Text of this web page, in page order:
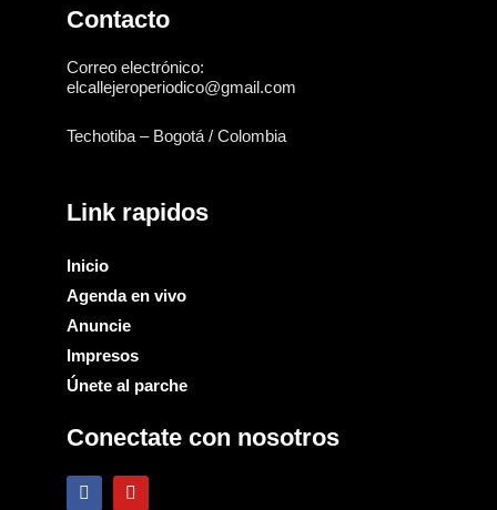
Contacto
Correo electrónico:
elcallejeroperiodico@gmail.com
Techotiba – Bogotá / Colombia
Link rapidos
Inicio
Agenda en vivo
Anuncie
Impresos
Únete al parche
Conectate con nosotros
F
a
Y
o